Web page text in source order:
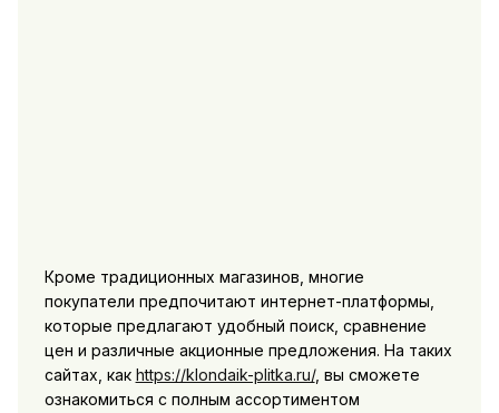
Кроме традиционных магазинов, многие
покупатели предпочитают интернет-платформы,
которые предлагают удобный поиск, сравнение
цен и различные акционные предложения. На таких
сайтах, как https://klondaik-plitka.ru/, вы сможете
ознакомиться с полным ассортиментом